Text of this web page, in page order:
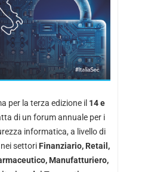
per la terza edizione il 14 e
di un forum annuale per i
informatica, a livello di
nei settori Finanziario, Retail,
Manufatturiero,